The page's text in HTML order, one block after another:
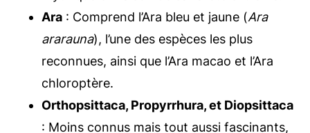
Ara : Comprend l’Ara bleu et jaune (Ara
ararauna), l’une des espèces les plus
reconnues, ainsi que l’Ara macao et l’Ara
chloroptère.
Orthopsittaca, Propyrrhura, et Diopsittaca
: Moins connus mais tout aussi fascinants,